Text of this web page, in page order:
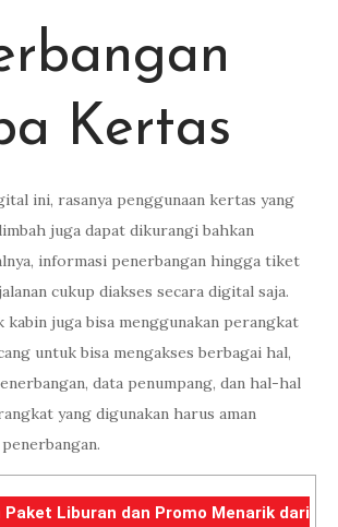
Kertas
ini, rasanya penggunaan kertas yang
juga dapat dikurangi bahkan
informasi penerbangan hingga tiket
cukup diakses secara digital saja.
kabin juga bisa menggunakan perangkat
untuk bisa mengakses berbagai hal,
data penumpang, dan hal-hal
yang digunakan harus aman
Paket Liburan dan Promo Menarik dari